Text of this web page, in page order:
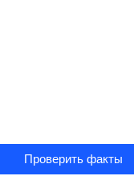
Проверить факты